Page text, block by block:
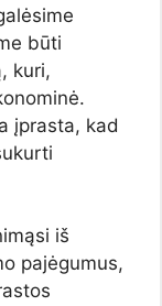
būti
kuri,
įprasta, kad
iš
pajėgumus,